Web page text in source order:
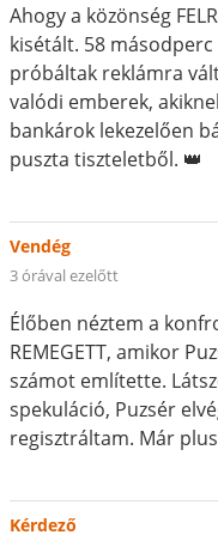
Ahogy a közönség
kisétált. 58 másodperc
próbáltak reklámra
valódi emberek,
bankárok lekezelően
puszta tiszteletből. 👑
Vendég
3 órával ezelőtt
Élőben néztem a
REMEGETT, amikor
számot említette.
spekuláció, Puzsér
regisztráltam. Már
Kérdező